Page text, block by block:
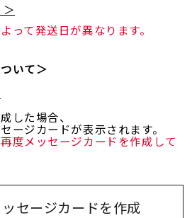
って発送日が異なります。
いて＞
した場合、
ージカードが表示されます。
度メッセージカードを作成して
セージカードを作成